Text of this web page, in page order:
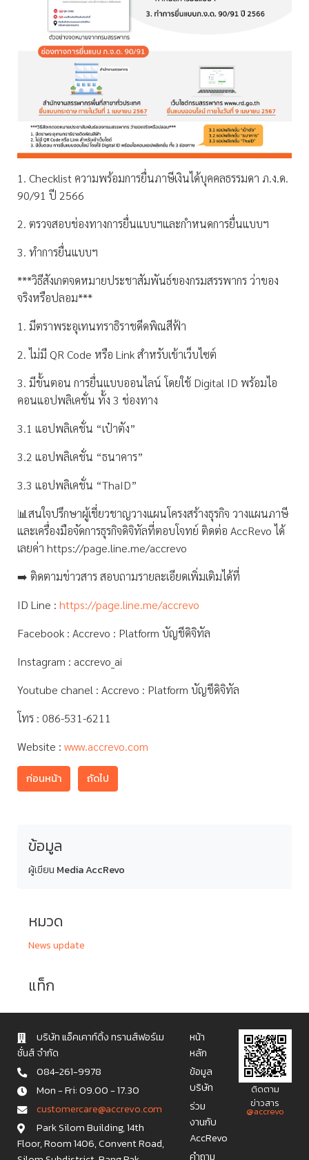
1. Checklist ความพร้อมการยื่นภาษีเงินได้บุคคลธรรมดา ภ.ง.ด.
90/91 ปี 2566
2. ตรวจสอบช่องทางการยื่นแบบฯและกำหนดการยื่นแบบฯ
3. ทำการยื่นแบบฯ
***วิธีสังเกตจดหมายประชาสัมพันธ์ของกรมสรรพากร ว่าของ
จริงหรือปลอม***
1. มีตราพระอุเทนทราธิราชดีดพิณสีฟ้า
2. ไม่มี QR Code หรือ Link สำหรับเข้าเว็บไซต์
3. มีขั้นตอน การยื่นแบบออนไลน์ โดยใช้ Digital ID พร้อมไอ
คอนแอปพลิเคชั่น ทั้ง 3 ช่องทาง
3.1 แอปพลิเคชั่น “เป๋าตัง”
3.2 แอปพลิเคชั่น “ธนาคาร”
3.3 แอปพลิเคชั่น “ThaID”
📊สนใจปรึกษาผู้เชี่ยวชาญวางแผนโครงสร้างธุรกิจ วางแผนภาษี
และเครื่องมือจัดการธุรกิจดิจิทัลที่ตอบโจทย์ ติดต่อ AccRevo ได้
เลยค่า https://page.line.me/accrevo
➡️ ติดตามข่าวสาร สอบถามรายละเอียดเพิ่มเติมได้ที่
ID Line : https://page.line.me/accrevo
Facebook : Accrevo : Platform บัญชีดิจิทัล
Instagram : accrevo_ai
Youtube chanel : Accrevo : Platform บัญชีดิจิทัล
โทร : 086-531-6211
Website : www.accrevo.com
ก่อนหน้า ถัดไป
ข้อมูล
ผู้เขียน Media AccRevo
หมวด
News update
แท็ก
บริษัท แอ็คเคาท์ติ้ง ทรานส์ฟอร์เม
ชั่นส์ จำกัด
084-261-9978
Mon - Fri: 09.00 - 17.30
c u s t o m e r c a r e @ a c c r e v o . c o m
Park Silom Building, 14th
Floor, Room 1406, Convent Road,
หน้า
หลัก
ข้อมูล
บริษัท
ร่วม
งานกับ
AccRevo
คำถาม
ติดตาม
ข่าวสาร
@accrevo